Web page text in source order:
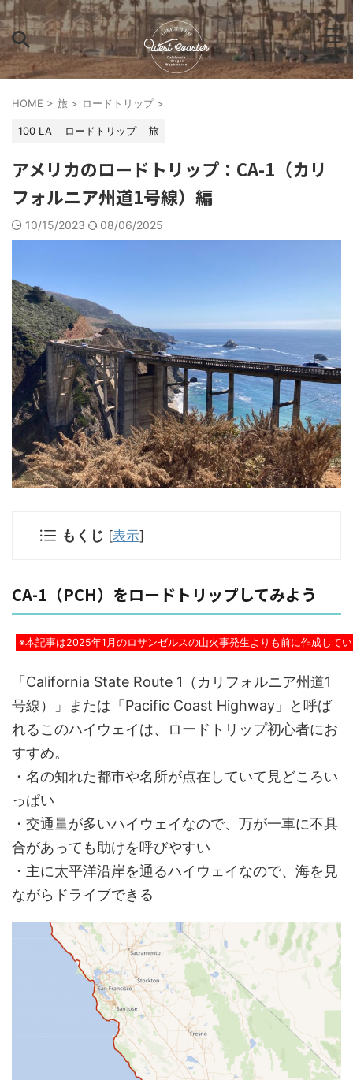
HOME > 旅 > ロードトリップ >
100 LA ロードトリップ 旅
アメリカのロードトリップ：CA-1（カリ
フォルニア州道1号線）編
10/15/2023 08/06/2025
もくじ [表示]
CA-1（PCH）をロードトリップしてみよう
※本記事は2025年1月のロサンゼルスの山火事発生よりも前に作成して
「California State Route 1（カリフォルニア州道1
号線）」または「Pacific Coast Highway」と呼ば
れるこのハイウェイは、ロードトリップ初心者にお
すすめ。
・名の知れた都市や名所が点在していて見どころい
っぱい
・交通量が多いハイウェイなので、万が一車に不具
合があっても助けを呼びやすい
・主に太平洋沿岸を通るハイウェイなので、海を見
ながらドライブできる